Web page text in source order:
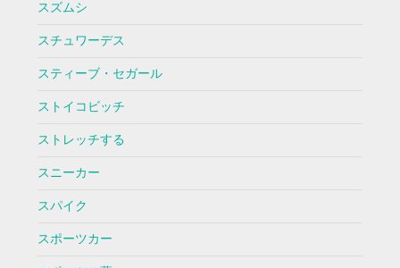
スズムシ
スチュワーデス
スティーブ・セガール
ストイコビッチ
ストレッチする
スニーカー
スパイク
スポーツカー